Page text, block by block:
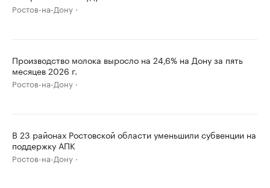
Ростов-на-Дону
Производство молока выросло на 24,6% на Дону за пять
месяцев 2026 г.
Ростов-на-Дону
В 23 районах Ростовской области уменьшили субвенции на
поддержку АПК
Ростов-на-Дону